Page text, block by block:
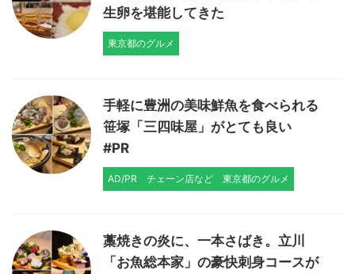
生卵を堪能してきた
東京都のグルメ
手軽に豊洲の美味鮮魚を食べられる
笹塚「三四味屋」がとても良い
#PR
AD/PR チェーン店など 東京都のグルメ
藁焼きの炎に、一本さばき。立川
「お魚総本家」の豪快刺身コースが